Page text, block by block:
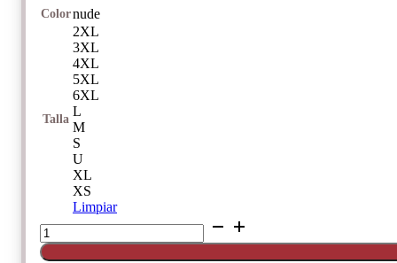
Colornude
Talla
2XL
3XL
4XL
5XL
6XL
L
M
S
U
XL
XS
Limpiar
Braguita
control
high